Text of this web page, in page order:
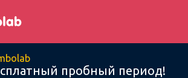
пробный период!